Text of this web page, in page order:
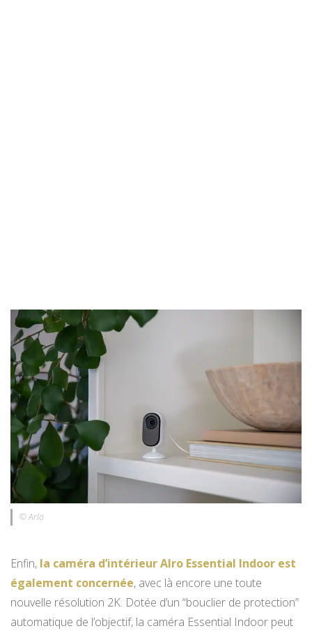
© Arlo
Enfin, la caméra d’intérieur Alro Essential Indoor est
également concernée, avec là encore une toute
nouvelle résolution 2K. Dotée d’un “bouclier de protection”
automatique de l’objectif, la caméra Essential Indoor peut